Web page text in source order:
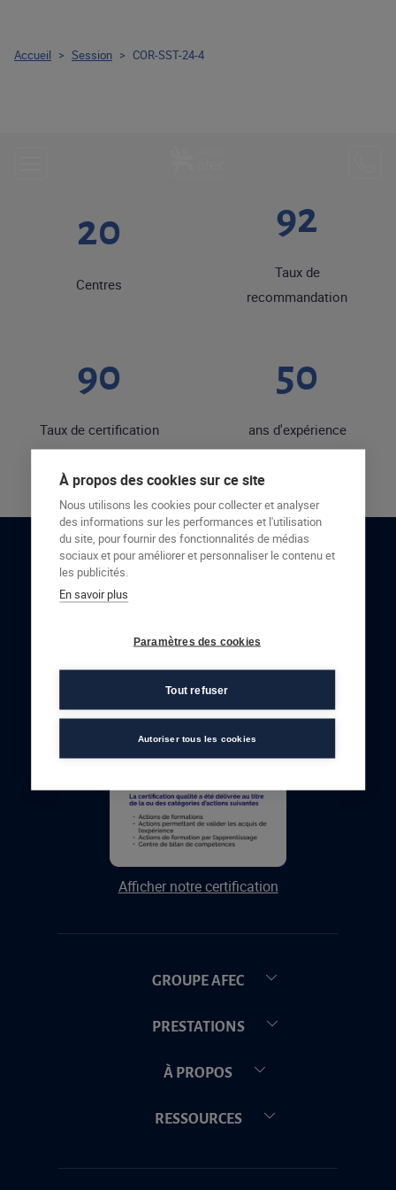
20
Centres
92
Taux de
recommandation
90
Taux de certification
50
ans d'expérience
RESTONS EN CONTACT
Afficher notre certification
GROUPE AFEC
PRESTATIONS
À PROPOS
RESSOURCES
Accueil > Session > COR-SST-24-4
À propos des cookies sur ce site
Nous utilisons les cookies pour collecter et analyser
des informations sur les performances et l'utilisation
du site, pour fournir des fonctionnalités de médias
sociaux et pour améliorer et personnaliser le contenu et
les publicités.
En savoir plus
Paramètres des cookies
Tout refuser
Autoriser tous les cookies